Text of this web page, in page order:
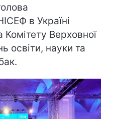
в Україні
Верховної
освіти, науки та